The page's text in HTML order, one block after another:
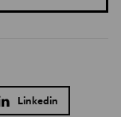
Linkedin